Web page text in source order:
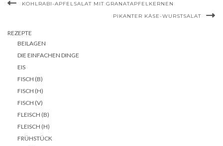
KOHLRABI-APFELSALAT MIT GRANATAPFELKERNEN
PIKANTER KÄSE-WURSTSALAT
REZEPTE
BEILAGEN
DIE EINFACHEN DINGE
EIS
FISCH (B)
FISCH (H)
FISCH (V)
FLEISCH (B)
FLEISCH (H)
FRÜHSTÜCK